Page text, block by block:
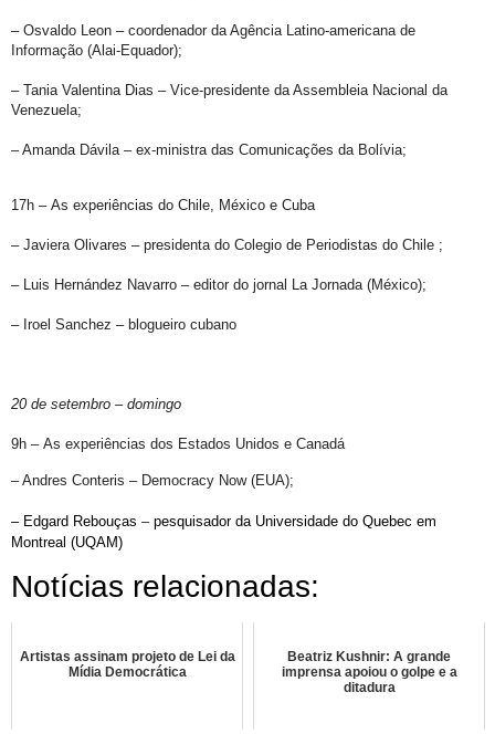
– Osvaldo Leon – coordenador da Agência Latino-americana de
Informação (Alai-Equador);
– Tania Valentina Dias –Vice-presidente da Assembleia Nacional da
Venezuela;
– Amanda Dávila –ex-ministra das Comunicações da Bolívia;
17h – As experiências do Chile, México e Cuba
– Javiera Olivares – presidenta do Colegio de Periodistas do Chile ;
– Luis Hernández Navarro – editor do jornal La Jornada (México);
– Iroel Sanchez – blogueiro cubano
20 de setembro – domingo
9h – As experiências dos Estados Unidos e Canadá
– Andres Conteris –Democracy Now (EUA);
– Edgard Rebouças –pesquisador da Universidade do Quebec em
Montreal (UQAM)
Notícias relacionadas:
Artistas assinam projeto de Lei da
Mídia Democrática
Beatriz Kushnir: A grande
imprensa apoiou o golpe e a
ditadura